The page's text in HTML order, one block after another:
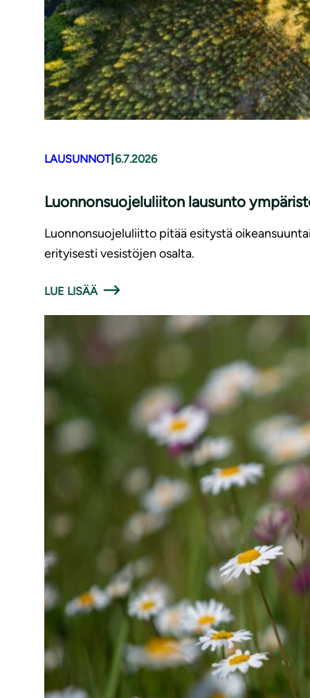
LAUSUNNOT| 6.7.2026
Luonnonsuojeluliiton lausunto
Luonnonsuojeluliitto pitää esitystä
erityisesti vesistöjen osalta.
LUE LISÄÄ